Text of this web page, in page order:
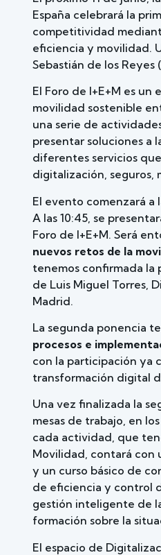
España celebrará la
competitividad
eficiencia y movilidad.
Sebastián de los Reyes
El Foro de I+E+M es
movilidad sostenible
una serie de
presentar soluciones a
diferentes servicios
digitalización, seguros,
El evento comenzará a
A las 10:45, se
Foro de I+E+M. Será
nuevos retos de la
tenemos confirmada la
de Luis Miguel Torres,
Madrid.
La segunda ponencia
procesos e
con la participación ya
transformación digital
Una vez finalizada la
mesas de trabajo, en
cada actividad, que
Movilidad, contará con
y un curso básico de
de eficiencia y control
gestión inteligente de
formación sobre la
El espacio de